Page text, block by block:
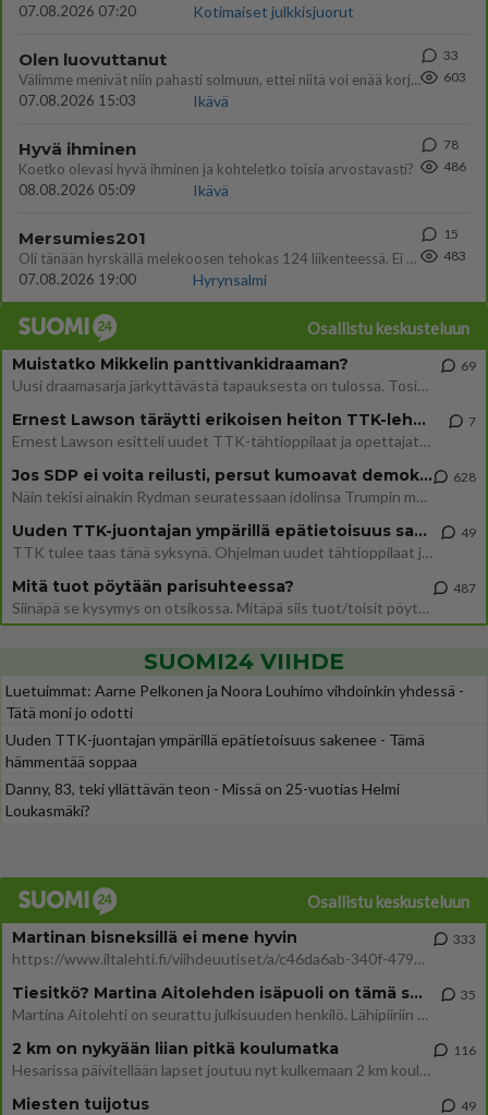
07.08.2026 07:20
Kotimaiset julkkisjuorut
Olen luovuttanut
Välimme menivät niin pahasti solmuun, ettei niitä voi enää korjata. On aika jatkaa elämässä eteenpäin. Toivon sulle kaik
07.08.2026 15:03
Ikävä
33
603
Hyvä ihminen
Koetko olevasi hyvä ihminen ja kohteletko toisia arvostavasti?
08.08.2026 05:09
Ikävä
78
486
Mersumies201
Oli tänään hyrskällä melekoosen tehokas 124 liikenteessä. Ei paljon vastamäki haitannu....
07.08.2026 19:00
Hyrynsalmi
15
483
Osallistu keskusteluun
Muistatko Mikkelin panttivankidraaman?
Uusi draamasarja järkyttävästä tapauksesta on tulossa. Tositapahtumiin perustuva sarja ammentaa vuoden 1986 Mikkelin pan
69
Ernest Lawson täräytti erikoisen heiton TTK-lehdistötilaisuudessa: " Onko tässä tarkoituksena...?"
Ernest Lawson esitteli uudet TTK-tähtioppilaat ja opettajat torstaina 6.8. lehdistölle. Tulevalla kaudella on yksi hausk
7
Jos SDP ei voita reilusti, persut kumoavat demokratian Suomesta
Näin tekisi ainakin Rydman seuratessaan idolinsa Trumpin mallia https://www.is.fi/politiikka/art-2000012187244.html
628
Uuden TTK-juontajan ympärillä epätietoisuus sakenee - Nyt MTV hämmentää soppaa
TTK tulee taas tänä syksynä. Ohjelman uudet tähtioppilaat julkistetaan torstaina 6. elokuuta klo 14 alkavassa lehdistö
49
Mitä tuot pöytään parisuhteessa?
Siinäpä se kysymys on otsikossa. Mitäpä siis tuot/toisit pöytään parisuhteessa? Oletko mies vai nainen? Koetko sen mitä
487
SUOMI24 VIIHDE
Luetuimmat: Aarne Pelkonen ja Noora Louhimo vihdoinkin yhdessä -
Tätä moni jo odotti
Uuden TTK-juontajan ympärillä epätietoisuus sakenee - Tämä
hämmentää soppaa
Danny, 83, teki yllättävän teon - Missä on 25-vuotias Helmi
Loukasmäki?
Osallistu keskusteluun
Martinan bisneksillä ei mene hyvin
https://www.iltalehti.fi/viihdeuutiset/a/c46da6ab-340f-4790-aaa7-0865eed2336 Yrityksen konkurssihakemus on tullut kärä
333
Tiesitkö? Martina Aitolehden isäpuoli on tämä suosittu laulaja
Martina Aitolehti on seurattu julkisuuden henkilö. Lähipiiriin mahtuu muitakin tunnettuja henkilöitä. Tiesitkö, että Ma
35
2 km on nykyään liian pitkä koulumatka
Hesarissa päivitellään lapset joutuu nyt kulkemaan 2 km kouluun jösses. Ruostefillarilla tuo matka menee vaikka miten äk
116
Miesten tuijotus 49